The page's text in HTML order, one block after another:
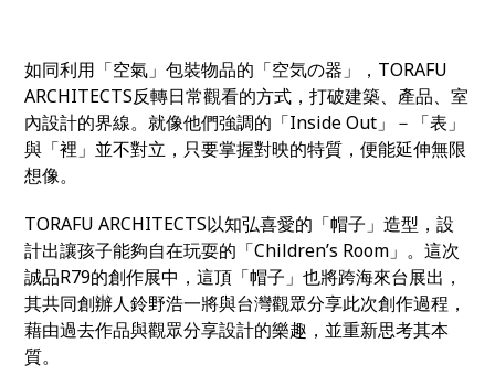
如同利用「空氣」包裝物品的「空気の器」，TORAFU
ARCHITECTS反轉日常觀看的方式，打破建築、產品、室
內設計的界線。就像他們強調的「Inside Out」－「表」
與「裡」並不對立，只要掌握對映的特質，便能延伸無限
想像。
TORAFU ARCHITECTS以知弘喜愛的「帽子」造型，設
計出讓孩子能夠自在玩耍的「Children’s Room 」 。這次
誠品R79的創作展中，這頂「帽子」也將跨海來台展出，
其共同創辦人鈴野浩一將與台灣觀眾分享此次創作過程，
藉由過去作品與觀眾分享設計的樂趣，並重新思考其本
質。